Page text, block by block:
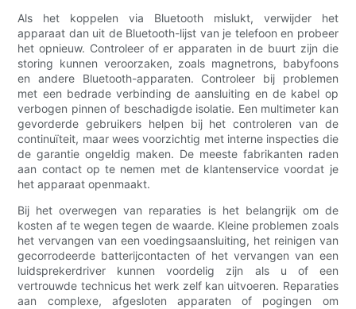
Als het koppelen via Bluetooth mislukt, verwijder het
apparaat dan uit de Bluetooth-lijst van je telefoon en probeer
het opnieuw. Controleer of er apparaten in de buurt zijn die
storing kunnen veroorzaken, zoals magnetrons, babyfoons
en andere Bluetooth-apparaten. Controleer bij problemen
met een bedrade verbinding de aansluiting en de kabel op
verbogen pinnen of beschadigde isolatie. Een multimeter kan
gevorderde gebruikers helpen bij het controleren van de
continuïteit, maar wees voorzichtig met interne inspecties die
de garantie ongeldig maken. De meeste fabrikanten raden
aan contact op te nemen met de klantenservice voordat je
het apparaat openmaakt.
Bij het overwegen van reparaties is het belangrijk om de
kosten af ​​te wegen tegen de waarde. Kleine problemen zoals
het vervangen van een voedingsaansluiting, het reinigen van
gecorrodeerde batterijcontacten of het vervangen van een
luidsprekerdriver kunnen voordelig zijn als u of een
vertrouwde technicus het werk zelf kan uitvoeren. Reparaties
aan complexe, afgesloten apparaten of pogingen om